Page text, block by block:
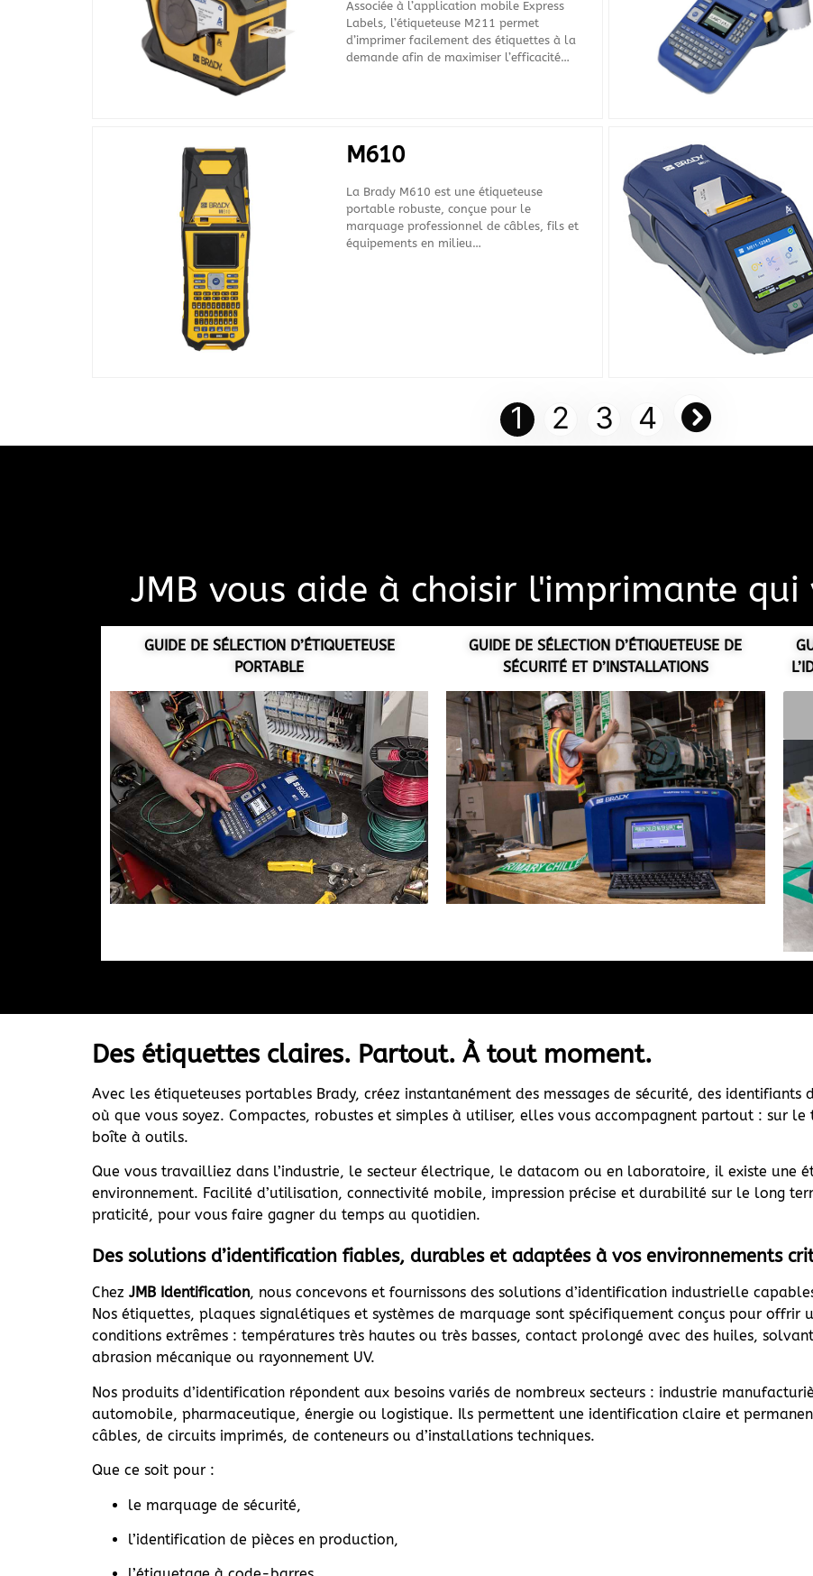
Associée à l’application mobile Express
Labels, l’étiqueteuse M211 permet
d’imprimer facilement des étiquettes à la
demande afin de maximiser l’efficacité…
M610
La Brady M610 est une étiqueteuse
portable robuste, conçue pour le
marquage professionnel de câbles, fils et
équipements en milieu…
1 2 3 4
JMB vous aide à choisir l'imprimante qui
GUIDE DE SÉLECTION D’ÉTIQUETEUSE
PORTABLE
GUIDE DE SÉLECTION D’ÉTIQUETEUSE DE
SÉCURITÉ ET D’INSTALLATIONS
Des étiquettes claires. Partout. À tout moment.
Avec les étiqueteuses portables Brady, créez instantanément des messages de sécurité, des identifiants
où que vous soyez. Compactes, robustes et simples à utiliser, elles vous accompagnent partout : sur
boîte à outils.
Que vous travailliez dans l’industrie, le secteur électrique, le datacom ou en laboratoire, il existe une
environnement. Facilité d’utilisation, connectivité mobile, impression précise et durabilité sur le long
praticité, pour vous faire gagner du temps au quotidien.
Des solutions d’identification fiables, durables et adaptées à vos environnements
Chez JMB Identification, nous concevons et fournissons des solutions d’identification industrielle
Nos étiquettes, plaques signalétiques et systèmes de marquage sont spécifiquement conçus pour offrir
conditions extrêmes : températures très hautes ou très basses, contact prolongé avec des huiles,
abrasion mécanique ou rayonnement UV.
Nos produits d’identification répondent aux besoins variés de nombreux secteurs : industrie
automobile, pharmaceutique, énergie ou logistique. Ils permettent une identification claire et
câbles, de circuits imprimés, de conteneurs ou d’installations techniques.
Que ce soit pour :
le marquage de sécurité,
l’identification de pièces en production,